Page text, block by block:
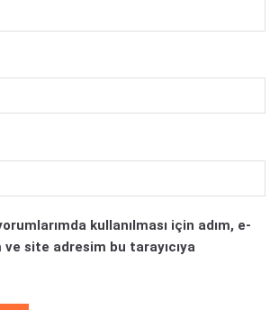
kullanılması için adım, e-
site adresim bu tarayıcıya